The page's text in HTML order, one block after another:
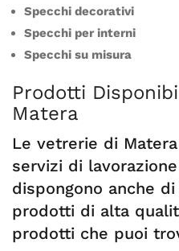
Specchi decorativi
Specchi per interni
Specchi su misura
Prodotti
Matera
Le vetrerie di
servizi di
dispongono anche
prodotti di alta
prodotti che puoi